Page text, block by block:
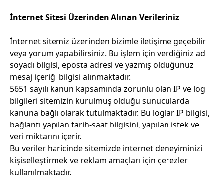
İnternet Sitesi Üzerinden Alınan Verileriniz
İnternet sitemiz üzerinden bizimle iletişime geçebilir
veya yorum yapabilirsiniz. Bu işlem için verdiğiniz ad
soyadı bilgisi, eposta adresi ve yazmış olduğunuz
mesaj içeriği bilgisi alınmaktadır.
5651 sayılı kanun kapsamında zorunlu olan IP ve log
bilgileri sitemizin kurulmuş olduğu sunucularda
kanuna bağlı olarak tutulmaktadır. Bu loglar IP bilgisi,
bağlantı yapılan tarih-saat bilgisini, yapılan istek ve
veri miktarını içerir.
Bu veriler haricinde sitemizde internet deneyiminizi
kişiselleştirmek ve reklam amaçları için çerezler
kullanılmaktadır.